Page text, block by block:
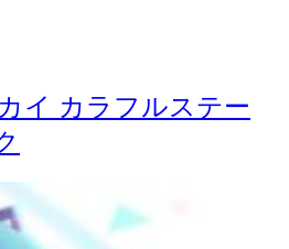
イ カラフルステー